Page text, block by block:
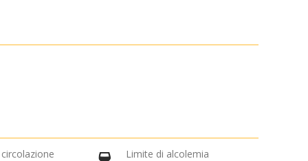
Limite di alcolemia